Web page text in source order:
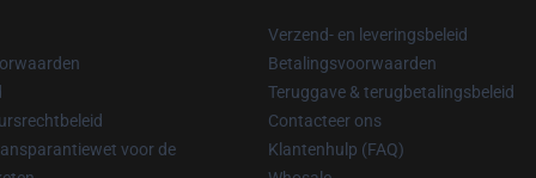
voor de
Verzend- en leveringsbeleid
Betalingsvoorwaarden
Teruggave & terugbetalingsbeleid
Contacteer ons
Klantenhulp (FAQ)